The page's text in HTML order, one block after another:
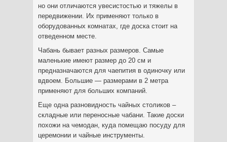
но они отличаются увесистостью и тяжелы в
передвижении. Их применяют только в
оборудованных комнатах, где доска стоит на
отведенном месте.
Чабань бывает разных размеров. Самые
маленькие имеют размер до 20 см и
предназначаются для чаепития в одиночку или
вдвоем. Большие — размерами в 2 метра
применяют для больших компаний.
Еще одна разновидность чайных столиков –
складные или переносные чабани. Такие доски
похожи на чемодан, куда помещаю посуду для
церемонии и чайные инструменты.